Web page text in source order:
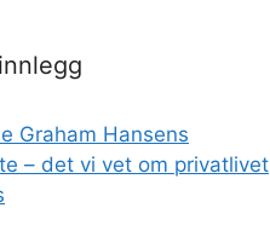
Graham Hansens
– det vi vet om privatlivet